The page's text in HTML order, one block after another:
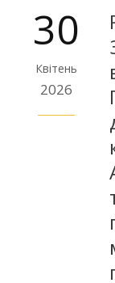
30
Квітень
2026